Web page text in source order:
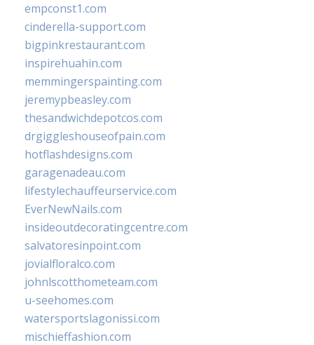
empconst1.com
cinderella-support.com
bigpinkrestaurant.com
inspirehuahin.com
memmingerspainting.com
jeremypbeasley.com
thesandwichdepotcos.com
drgiggleshouseofpain.com
hotflashdesigns.com
garagenadeau.com
lifestylechauffeurservice.com
EverNewNails.com
insideoutdecoratingcentre.com
salvatoresinpoint.com
jovialfloralco.com
johnlscotthometeam.com
u-seehomes.com
watersportslagonissi.com
mischieffashion.com